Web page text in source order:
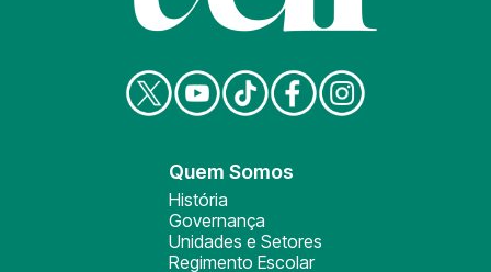
Quem Somos
História
Governança
Unidades e Setores
Regimento Escolar